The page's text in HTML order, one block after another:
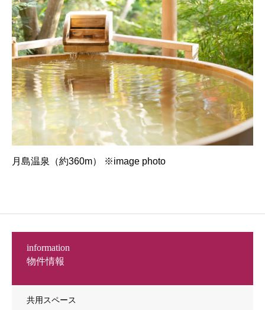
月島温泉（約360m） ※image photo
物件情報
information
共用スペース